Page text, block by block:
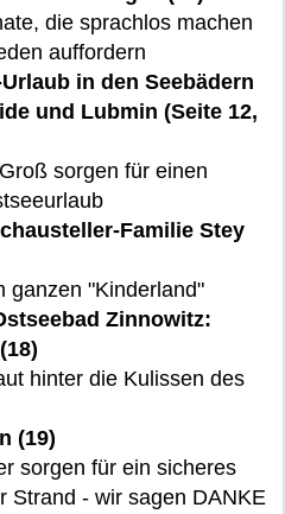
die sprachlos machen
auffordern
in den Seebädern
und Lubmin (Seite 12,
sorgen für einen
Familie Stey
ganzen "Kinderland"
Zinnowitz:
hinter die Kulissen des
(19)
sorgen für ein sicheres
Strand - wir sagen DANKE